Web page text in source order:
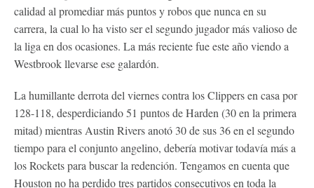
calidad al promediar más puntos y robos que nunca en su
carrera, la cual lo ha visto ser el segundo jugador más valioso de
la liga en dos ocasiones. La más reciente fue este año viendo a
Westbrook llevarse ese galardón.
La humillante derrota del viernes contra los Clippers en casa por
128-118, desperdiciando 51 puntos de Harden (30 en la primera
mitad) mientras Austin Rivers anotó 30 de sus 36 en el segundo
tiempo para el conjunto angelino, debería motivar todavía más a
los Rockets para buscar la redención. Tengamos en cuenta que
Houston no ha perdido tres partidos consecutivos en toda la